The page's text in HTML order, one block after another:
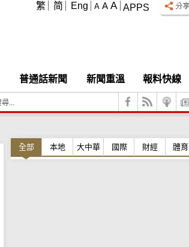
APPS
A A A
繁 简 Eng
普通話新聞 新聞重溫
報料快線
全部 本地 大中華 國際 財經 體育